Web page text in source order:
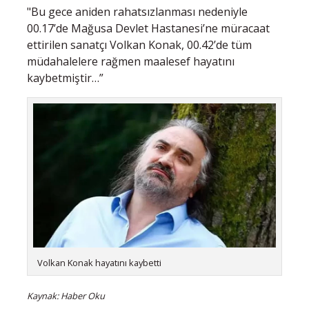
"Bu gece aniden rahatsızlanması nedeniyle
00.17’de Mağusa Devlet Hastanesi’ne müracaat
ettirilen sanatçı Volkan Konak, 00.42’de tüm
müdahalelere rağmen maalesef hayatını
kaybetmiştir…”
Volkan Konak hayatını kaybetti
Kaynak: Haber Oku